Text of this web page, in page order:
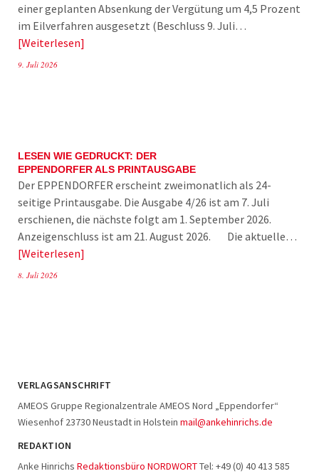
einer geplanten Absenkung der Vergütung um 4,5 Prozent
im Eilverfahren ausgesetzt (Beschluss 9. Juli…
Weiterlesen
9. Juli 2026
LESEN WIE GEDRUCKT: DER
EPPENDORFER ALS PRINTAUSGABE
Der EPPENDORFER erscheint zweimonatlich als 24-
seitige Printausgabe. Die Ausgabe 4/26 ist am 7. Juli
erschienen, die nächste folgt am 1. September 2026.
Anzeigenschluss ist am 21. August 2026. Die aktuelle…
Weiterlesen
8. Juli 2026
VERLAGSANSCHRIFT
AMEOS Gruppe Regionalzentrale AMEOS Nord „Eppendorfer“
Wiesenhof 23730 Neustadt in Holstein mail@ankehinrichs.de
REDAKTION
Anke Hinrichs Redaktionsbüro NORDWORTTel: +49 (0) 40 413 585